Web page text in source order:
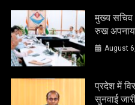
मुख्य सचिव
रुख
August
प्रदेश में
सुनवाई